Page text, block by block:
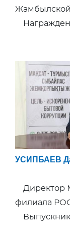
Жамбылской
Награжден
УСИПБАЕВ
Директор
филиала
Выпускник